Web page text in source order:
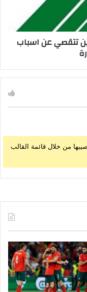
تتقصي عن اسباب
من خلال قائمة القالب